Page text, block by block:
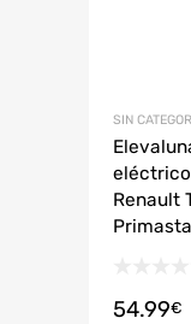
SIN
eléctrico
Renault
54.99€